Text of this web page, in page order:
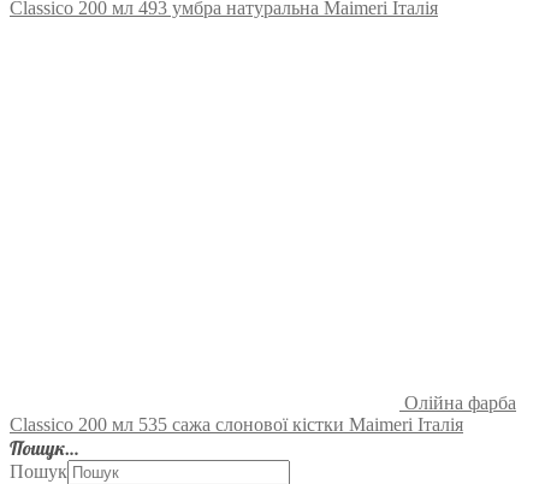
Classico 200 мл 493 умбра натуральна Maimeri Італія
Олійна фарба
Classico 200 мл 535 сажа слонової кістки Maimeri Італія
Пошук…
Пошук